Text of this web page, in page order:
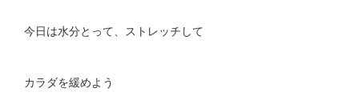
今日は水分とって、ストレッチして
カラダを緩めよう